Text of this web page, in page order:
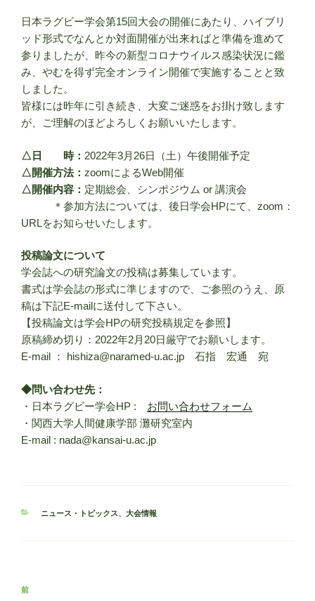
日本ラグビー学会第15回大会の開催にあたり、ハイブリ
ッド形式でなんとか対面開催が出来ればと準備を進めて
参りましたが、昨今の新型コロナウイルス感染状況に鑑
み、やむを得ず完全オンライン開催で実施することと致
しました。
皆様には昨年に引き続き、大変ご迷惑をお掛け致します
が、ご理解のほどよろしくお願いいたします。
△日 時： 2022年3月26日（土）午後開催予定
△開催方法： zoomによるWeb開催
△開催内容： 定期総会、シンポジウム or 講演会
＊参加方法については、後日学会HPにて、zoom：
URLをお知らせいたします。
投稿論文について
学会誌への研究論文の投稿は募集しています。
書式は学会誌の形式に準じますので、ご参照のうえ、原
稿は下記E-mailに送付して下さい。
【投稿論文は学会HPの研究投稿規定を参照】
原稿締め切り：2022年2月20日厳守でお願いします。
E-mail ： hishiza@naramed-u.ac.jp 石指 宏通 宛
◆問い合わせ先：
・日本ラグビー学会HP : お問い合わせフォーム
・関西大学人間健康学部 灘研究室内
E-mail : nada@kansai-u.ac.jp
カ
ニュース・トピックス、 大会情報
投
前
前